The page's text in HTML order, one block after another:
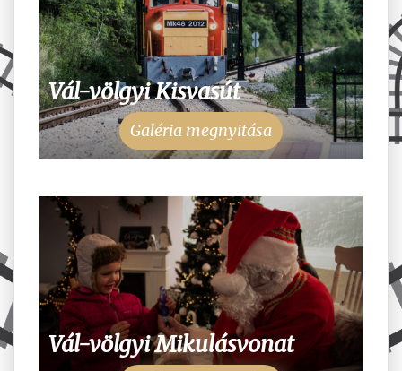
Vál-völgyi Kisvasút
Galéria megnyitása
Vál-völgyi Mikulásvonat